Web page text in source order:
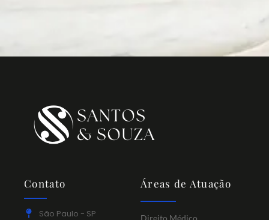
Contato
São Paulo - SP
Áreas de Atuação
Direito Médico